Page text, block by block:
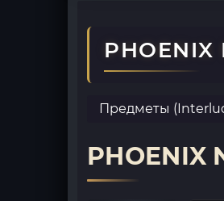
PHOENIX
Предметы
PHOENIX